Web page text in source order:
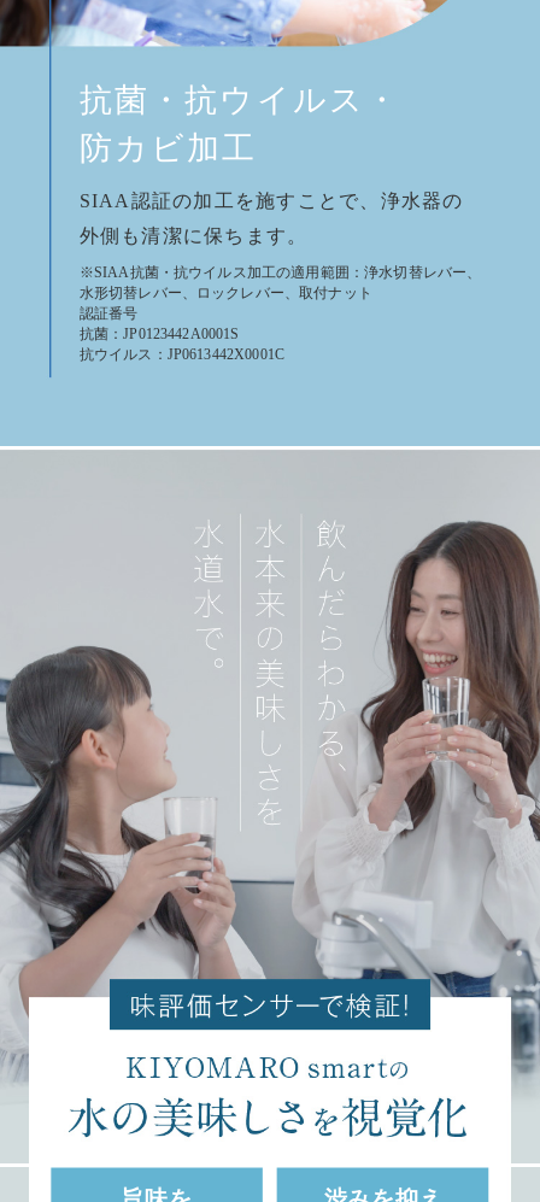
抗菌・抗ウイルス・
防カビ加工
SIAA認証の加工を施すことで、浄水器の
外側も清潔に保ちます。
※SIAA抗菌・抗ウイルス加工の適用範囲：浄水切替レバー、
水形切替レバー、ロックレバー、取付ナット
認証番号
抗菌：JP0123442A0001S
抗ウイルス：JP0613442X0001C